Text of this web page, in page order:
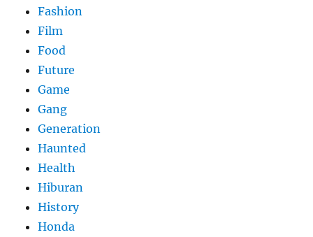
Fashion
Film
Food
Future
Game
Gang
Generation
Haunted
Health
Hiburan
History
Honda